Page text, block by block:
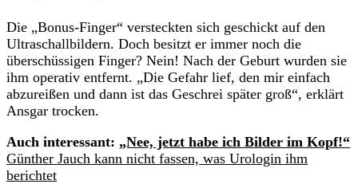
Die „Bonus-Finger“ versteckten sich geschickt auf den
Ultraschallbildern. Doch besitzt er immer noch die
überschüssigen Finger? Nein! Nach der Geburt wurden sie
ihm operativ entfernt. „Die Gefahr lief, den mir einfach
abzureißen und dann ist das Geschrei später groß“, erklärt
Ansgar trocken.
Auch interessant: „Nee, jetzt habe ich Bilder im Kopf!“
Günther Jauch kann nicht fassen, was Urologin ihm
berichtet